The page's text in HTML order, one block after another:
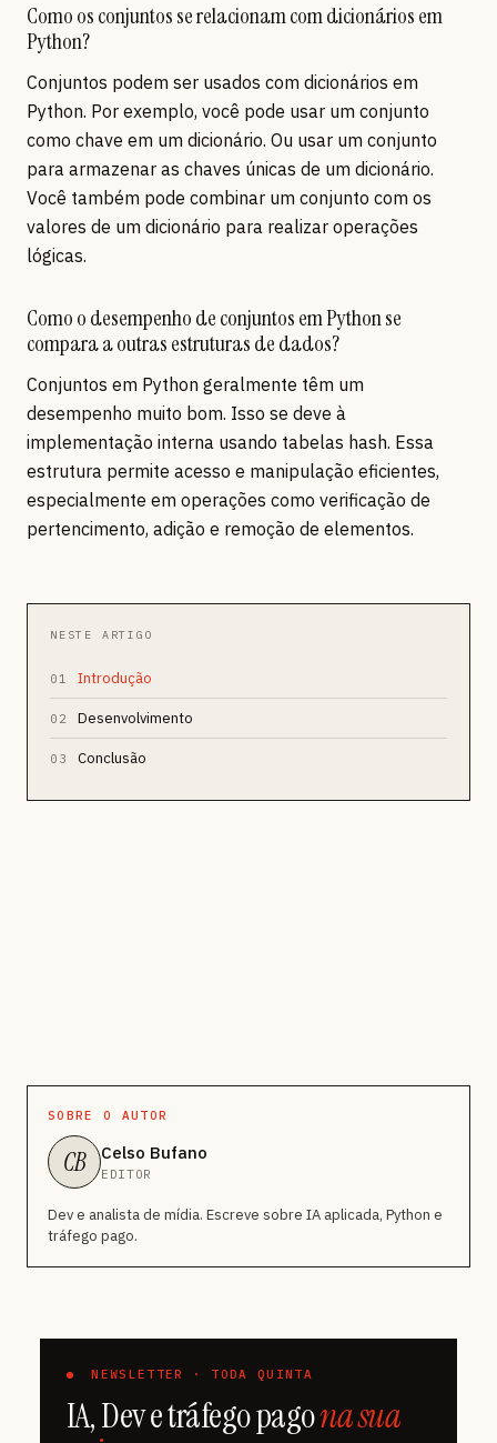
Como os conjuntos se relacionam com dicionários em
Python?
Conjuntos podem ser usados com dicionários em
Python. Por exemplo, você pode usar um conjunto
como chave em um dicionário. Ou usar um conjunto
para armazenar as chaves únicas de um dicionário.
Você também pode combinar um conjunto com os
valores de um dicionário para realizar operações
lógicas.
Como o desempenho de conjuntos em Python se
compara a outras estruturas de dados?
Conjuntos em Python geralmente têm um
desempenho muito bom. Isso se deve à
implementação interna usando tabelas hash. Essa
estrutura permite acesso e manipulação eficientes,
especialmente em operações como verificação de
pertencimento, adição e remoção de elementos.
NESTE ARTIGO
01 Introdução
02 Desenvolvimento
03 Conclusão
SOBRE O AUTOR
CB Celso Bufano
EDITOR
Dev e analista de mídia. Escreve sobre IA aplicada, Python e
tráfego pago.
NEWSLETTER · TODA QUINTA
IA, Dev e tráfego pagona sua